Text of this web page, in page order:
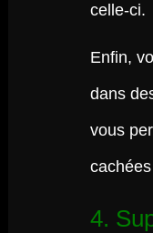
celle-ci.
Enfin,
dans
vous
4.